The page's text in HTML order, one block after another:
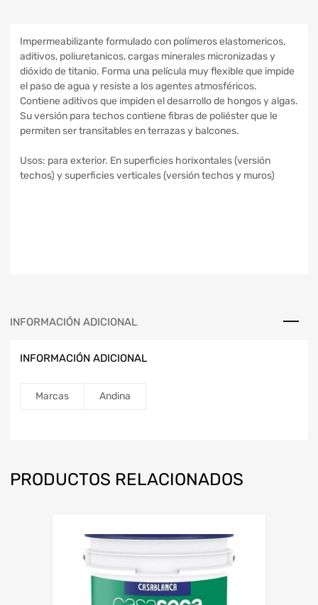
Impermeabilizante formulado con polímeros elastomericos,
aditivos, poliuretanicos, cargas minerales micronizadas y
dióxido de titanio. Forma una película muy flexible que impide
el paso de agua y resiste a los agentes atmosféricos.
Contiene aditivos que impiden el desarrollo de hongos y algas.
Su versión para techos contiene fibras de poliéster que le
permiten ser transitables en terrazas y balcones.
Usos: para exterior. En superficies horixontales (versión
techos) y superficies verticales (versión techos y muros)
INFORMACIÓN ADICIONAL
INFORMACIÓN ADICIONAL
Marcas Andina
PRODUCTOS RELACIONADOS